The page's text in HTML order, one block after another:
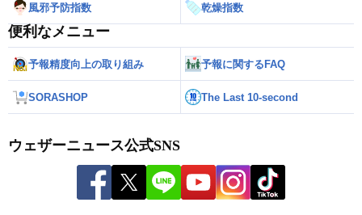
風邪予防指数 乾燥指数
便利なメニュー
予報精度向上の取り組み 予報に関するFAQ
SORASHOP The Last 10-second
ウェザーニュース公式SNS